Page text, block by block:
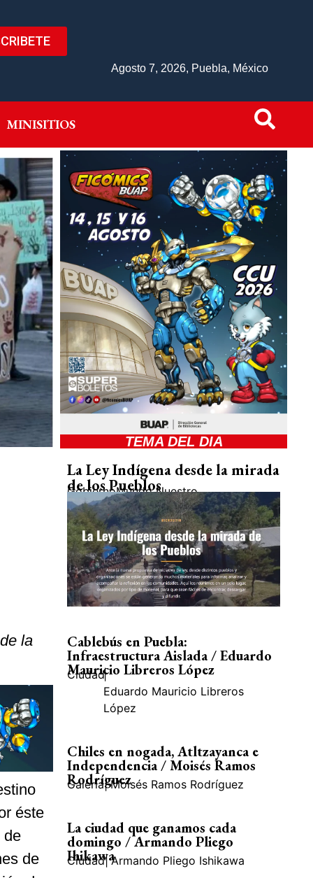
Agosto 7, 2026, Puebla, México
MINISITIOS
MINISITIOS
la
éste
de
de
TEMA DEL DIA
La Ley Indígena desde la mirada
de los Pueblos
GobiernoMundo Nuestro
Cablebús en Puebla:
Infraestructura Aislada / Eduardo
Mauricio Libreros López
Ciudad|
Eduardo Mauricio Libreros
López
Chiles en nogada, Atltzayanca e
Independencia / Moisés Ramos
Rodríguez
Galería| Moisés Ramos Rodríguez
La ciudad que ganamos cada
domingo / Armando Pliego
Ihikawa
Ciudad| Armando Pliego Ishikawa